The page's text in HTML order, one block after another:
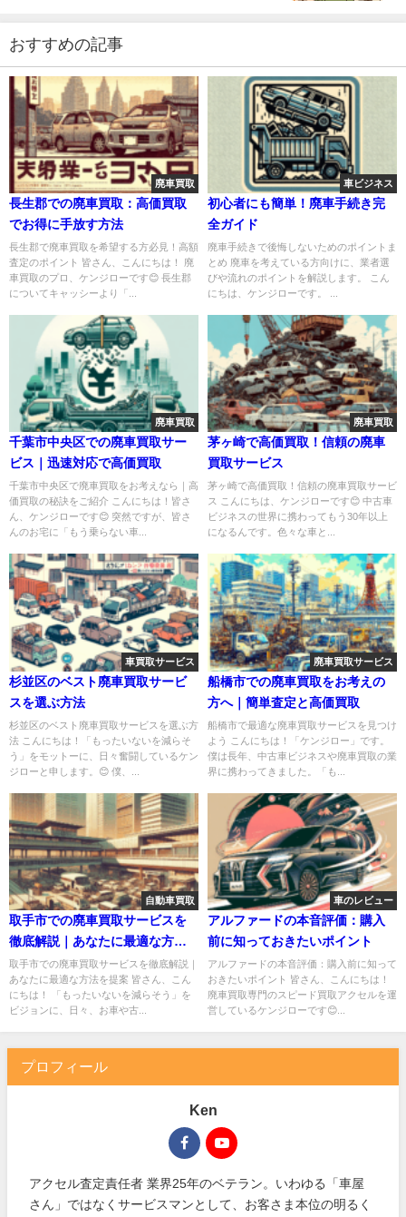
おすすめの記事
廃車買取
長生郡での廃車買取：高価買取
でお得に手放す方法
長生郡で廃車買取を希望する方必見！高額
査定のポイント 皆さん、こんにちは！ 廃
車買取のプロ、ケンジローです😊 長生郡
についてキャッシーより「...
車ビジネス
初心者にも簡単！廃車手続き完
全ガイド
廃車手続きで後悔しないためのポイントま
とめ 廃車を考えている方向けに、業者選
びや流れのポイントを解説します。 こん
にちは、ケンジローです。 ...
廃車買取
千葉市中央区での廃車買取サー
ビス｜迅速対応で高価買取
千葉市中央区で廃車買取をお考えなら｜高
価買取の秘訣をご紹介 こんにちは！皆さ
ん、ケンジローです😊 突然ですが、皆さ
んのお宅に「もう乗らない車...
廃車買取
茅ヶ崎で高価買取！信頼の廃車
買取サービス
茅ヶ崎で高価買取！信頼の廃車買取サービ
ス こんにちは、ケンジローです😊 中古車
ビジネスの世界に携わってもう30年以上
になるんです。色々な車と...
車買取サービス
杉並区のベスト廃車買取サービ
スを選ぶ方法
杉並区のベスト廃車買取サービスを選ぶ方
法 こんにちは！「もったいないを減らそ
う」をモットーに、日々奮闘しているケン
ジローと申します。😊 僕、...
廃車買取サービス
船橋市での廃車買取をお考えの
方へ｜簡単査定と高価買取
船橋市で最適な廃車買取サービスを見つけ
よう こんにちは！「ケンジロー」です。
僕は長年、中古車ビジネスや廃車買取の業
界に携わってきました。「も...
自動車買取
取手市での廃車買取サービスを
徹底解説｜あなたに最適な方法
を提案
取手市での廃車買取サービスを徹底解説｜
あなたに最適な方法を提案 皆さん、こん
にちは！ 「もったいないを減らそう」を
ビジョンに、日々、お車や古...
車のレビュー
アルファードの本音評価：購入
前に知っておきたいポイント
アルファードの本音評価：購入前に知って
おきたいポイント 皆さん、こんにちは！
廃車買取専門のスピード買取アクセルを運
営しているケンジローです😊...
プロフィール
Ken
アクセル査定責任者 業界25年のベテラン。いわゆる「車屋
さん」ではなくサービスマンとして、お客さま本位の明るく